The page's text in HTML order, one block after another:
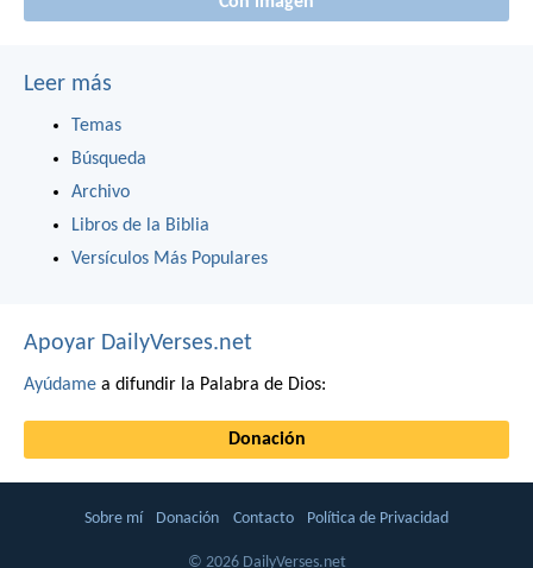
Leer más
Temas
Búsqueda
Archivo
Libros de la Biblia
Versículos Más Populares
Apoyar DailyVerses.net
Ayúdame a difundir la Palabra de Dios:
Donación
Sobre mí Donación Contacto Política de Privacidad
© 2026 DailyVerses.net